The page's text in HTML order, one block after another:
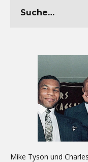
Mike Tyson und